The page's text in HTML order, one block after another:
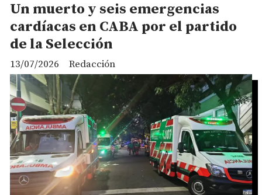
Un muerto y seis emergencias
cardíacas en CABA por el partido
de la Selección
Redacción
13/07/2026